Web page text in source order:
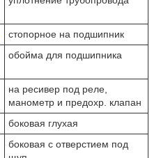
стопорное на подшипник
обойма для подшипника
на ресивер под реле,
манометр и предохр. клапан
боковая глухая
боковая с отверстием под